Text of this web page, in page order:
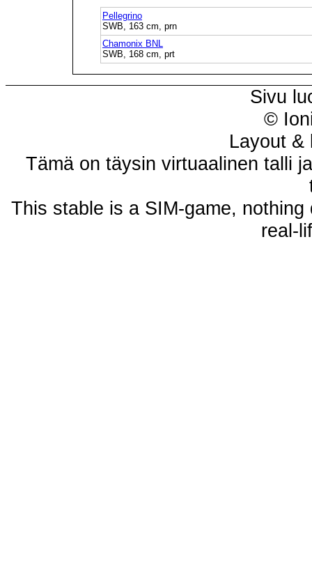
Pellegrino
SWB, 163 cm, prn
Chamonix BNL
SWB, 168 cm, prt
Sivu
©
Layout &
Tämä on täysin virtuaalinen talli
This stable is a SIM-game,
real-